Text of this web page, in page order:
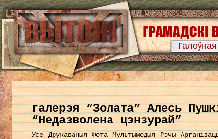
Галоўная
галерэя “Золата” Алесь
“Недазволена цэнзурай”
Усе Друкаваныя Фота Мультымедыя Рэчы